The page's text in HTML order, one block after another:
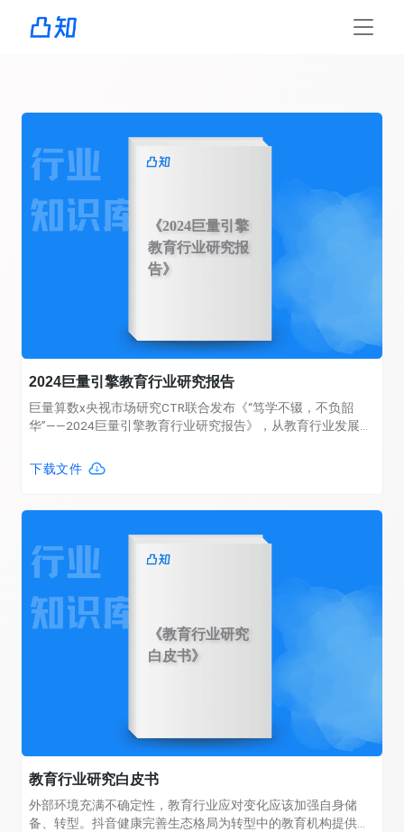
《2024巨量引擎
教育行业研究报
告》
2024巨量引擎教育行业研究报告
巨量算数x央视市场研究CTR联合发布《“笃学不辍，不负韶
华”——2024巨量引擎教育行业研究报告》，从教育行业发展现
教育行业的发展现状与未来前景，为教育行业的参与者提供趋
势洞察，以便在机会与挑战并存的环境中向前迈进。
下载文件
《教育行业研究
白皮书》
教育行业研究白皮书
外部环境充满不确定性，教育行业应对变化应该加强自身储
备、转型。抖音健康完善生态格局为转型中的教育机构提供新